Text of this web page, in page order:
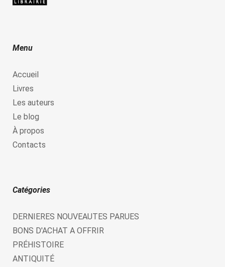
Menu
Accueil
Livres
Les auteurs
Le blog
À propos
Contacts
Catégories
DERNIERES NOUVEAUTES PARUES
BONS D'ACHAT A OFFRIR
PRÉHISTOIRE
ANTIQUITÉ